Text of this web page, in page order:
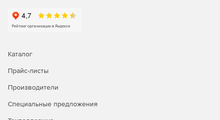
учет косвенных затрат;
любой период времени
учет выплат посредникам (сумма, процент);
Каталог
Прайс-листы
Производители
Специальные предложения